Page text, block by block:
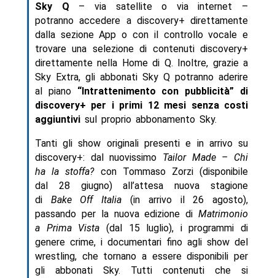
Sky Q – via satellite o via internet –
potranno accedere a discovery+ direttamente
dalla sezione App o con il controllo vocale e
trovare una selezione di contenuti discovery+
direttamente nella Home di Q. Inoltre, grazie a
Sky Extra, gli abbonati Sky Q potranno aderire
al piano “Intrattenimento con pubblicità” di
discovery+ per i primi 12 mesi senza costi
aggiuntivi sul proprio abbonamento Sky.
Tanti gli show originali presenti e in arrivo su
discovery+: dal nuovissimo Tailor Made – Chi
ha la stoffa? con Tommaso Zorzi (disponibile
dal 28 giugno) all’attesa nuova stagione
di Bake Off Italia (in arrivo il 26 agosto),
passando per la nuova edizione diMatrimonio
a Prima Vista (dal 15 luglio), i programmi di
genere crime, i documentari fino agli show del
wrestling, che tornano a essere disponibili per
gli abbonati Sky. Tutti contenuti che si